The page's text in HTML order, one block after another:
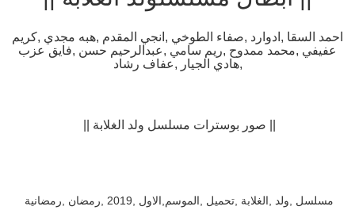
احمد السقا ,ادوارد ,صفاء الطوخي ,انجي المقدم ,هبه مجدي ,كريم
عفيفي ,محمد ممدوح ,ريم سامي ,عبدالرحيم حسن ,فايق عزب
,هادي الجيار ,عفاف رشاد
|| صور بوسترات مسلسل ولد الغلابة ||
مسلسل ,ولد ,الغلابة ,تحميل ,الموسم,الاول ,2019 ,رمضان ,رمضانية